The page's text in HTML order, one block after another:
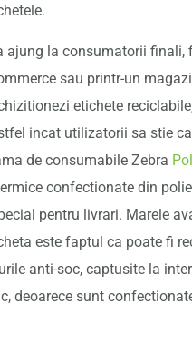
ajung la consumatorii finali,
sau printr-un
etichete
incat utilizatorii sa stie
de consumabile Zebra
confectionate din
pentru livrari. Marele
este faptul ca poate fi
anti-soc, captusite la
deoarece sunt